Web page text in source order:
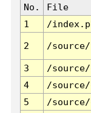
No. File
1
/
2 /
3 /
4
/
5
/